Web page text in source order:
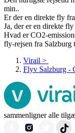
min..
Er der en direkte fly
Ja, der er en direkte
Hvad er CO2-
fly-rejsen fra Salzburg
Virail >
Flyv Salzburg -
sammenligner alle